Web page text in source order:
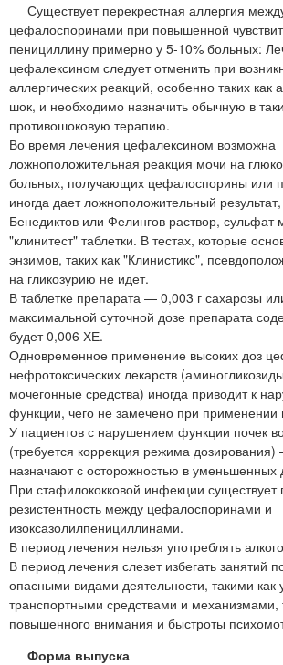
Существует перекрестная аллергия
цефалоспоринами при повышенной
пенициллину примерно у 5-10% больных:
цефалексином следует отменить при
аллергических реакций, особенно таких как
шок, и необходимо назначить обычную в
противошоковую терапию.
Во время лечения цефалексином возможна
ложноположительная реакция мочи на
больных, получающих цефалоспорины или
иногда дает ложноположительный
Бенедиктов или Фелингов раствор, сульфат
"клинитест" таблетки. В тестах, которые
энзимов, таких как "Клинистикс",
на гликозурию не идет.
В таблетке препарата — 0,003 г сахарозы
максимальной суточной дозе препарата
будет 0,006 ХЕ.
Одновременное применение высоких доз
нефротоксических лекарств
мочегонные средства) иногда приводит к
функции, чего не замечено при применении
У пациентов с нарушением функции почек
(требуется коррекция режима
назначают с осторожностью в уменьшенных
При стафилококковой инфекции существует
резистентность между цефалоспоринами и
изоксазолилпенициллинами.
В период лечения нельзя употреблять
В период лечения слезет избегать занятий
опасными видами деятельности, такими как
транспортными средствами и
повышенного внимания и быстроты
Форма выпуска